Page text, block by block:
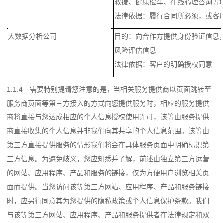
救援、健康检车、在线心理咨询等
法律依据：履行合同所必须，或客
大数据分析公司
目的：向合作方提供身份验证信息
风险评估信息
法律依据：客户的明确授权同意
1.1.4 需要特别提请您注意的是，当相关服务提供商以页面跳转至
服务商页面等第三方接入的方式向您提供服务时，相应的服务提供
商将直接与您达成相应的个人信息授权使用许可，该等由服务提供
商直接收集的个人信息并非我们向其共享的个人信息范围。该等由
第三方直接提供服务的情形我们将会在具体服务页面中明确标识第
三方信息。为避免歧义，您应知悉并了解，前述由独立第三方运营
的网站、应用程序、产品和服务的链接，仅为方便用户浏览相关页
面而提供。当您访问该等第三方网站、应用程序、产品和服务链接
时，应另行同意其为您提供的隐私政策或个人信息保护条款。我们
与该等第三方网站、应用程序、产品和服务提供者在法律规定和双